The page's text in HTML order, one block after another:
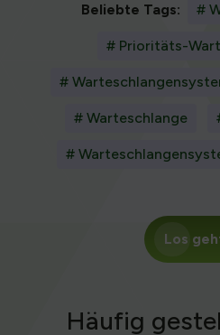
Beliebte Tags: #
# Prioritäts-
#
# Warteschlange
#
Los
Häufig